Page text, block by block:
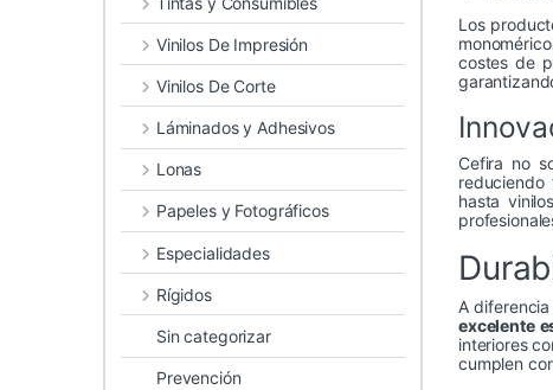
Los
costes de
Cefira no
hasta
A
excelente
interiores
cumplen
Vinilos De Impresión
Vinilos De Corte
Láminados y Adhesivos
Lonas
Papeles y Fotográficos
Especialidades
Rígidos
Sin categorizar
Prevención